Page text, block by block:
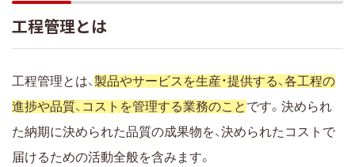
改善を継続できる
工程管理システムの選び方
既存システムと連携できるか
複数プロジェクトを横断管理できるか
導入・運用のコストとサポート体制が整っている
か
工程管理とは
工程管理とは、 製品やサービスを生産・提供する、各工程の
進捗や品質、コストを管理する業務のこと です。決められ
た納期に決められた品質の成果物を、決められたコストで
届けるための活動全般を含みます。